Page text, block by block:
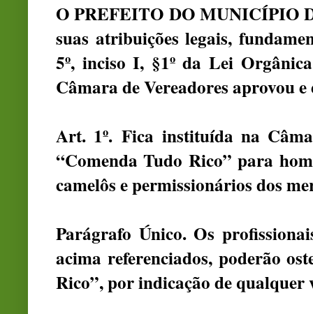
O PREFEITO DO MUNICÍPIO
suas atribuições legais,
5º, inciso I, §1º da Lei
Câmara de Vereadores aprovou
Art. 1º. Fica instituída na
“Comenda Tudo Rico” para
camelôs e permissionários dos
Parágrafo Único. Os
acima referenciados, poderão
Rico”, por indicação de qualquer